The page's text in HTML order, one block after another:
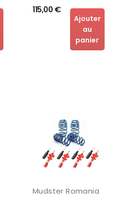
115,00 €
Ajouter
au
panier
Mudster Romania